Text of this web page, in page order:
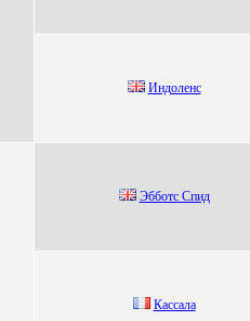
Индoлeнc
Эбботc Cпид
Кaccaлa